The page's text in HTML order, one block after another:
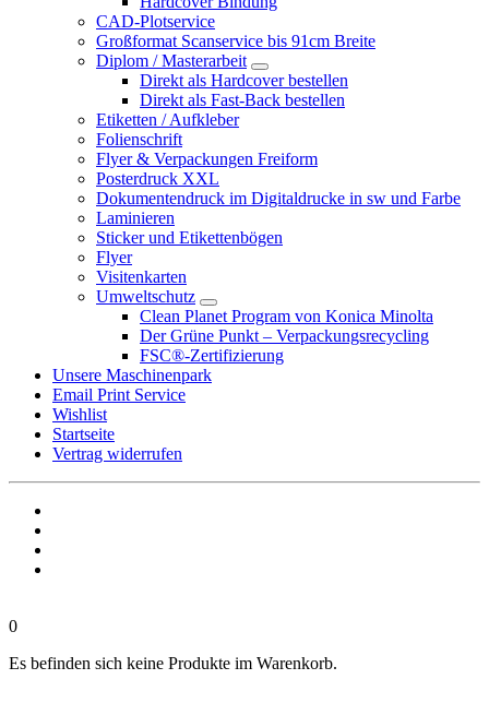
CAD-Plotservice
Großformat Scanservice bis 91cm Breite
Diplom / Masterarbeit
Direkt als Hardcover bestellen
Direkt als Fast-Back bestellen
Etiketten / Aufkleber
Folienschrift
Flyer & Verpackungen Freiform
Posterdruck XXL
Dokumentendruck im Digitaldrucke in sw und Farbe
Laminieren
Sticker und Etikettenbögen
Flyer
Visitenkarten
Umweltschutz
Clean Planet Program von Konica Minolta
Der Grüne Punkt – Verpackungsrecycling
FSC®-Zertifizierung
Unsere Maschinenpark
Email Print Service
Wishlist
Startseite
Vertrag widerrufen
0
Es befinden sich keine Produkte im Warenkorb.